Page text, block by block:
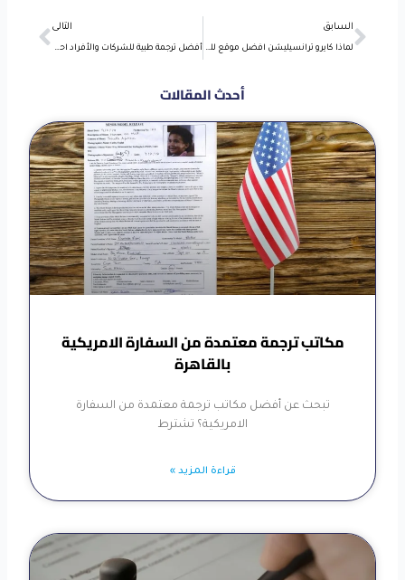
Prev
السابق
لماذا كايرو ترانسيليشن افضل موقع للترجمة في مصر
التالى
أفضل ترجمة طبية للشركات والأفراد احصل عليها مع كايرو ترانسيليشن
أحدث المقالات
مكاتب ترجمة معتمدة من السفارة الامريكية
بالقاهرة
تبحث عن أفضل مكاتب ترجمة معتمدة من السفارة
الامريكية؟ تشترط
قراءة المزيد »